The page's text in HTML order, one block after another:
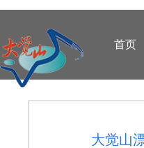
首页
大觉山